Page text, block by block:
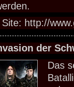
http://
der
Das